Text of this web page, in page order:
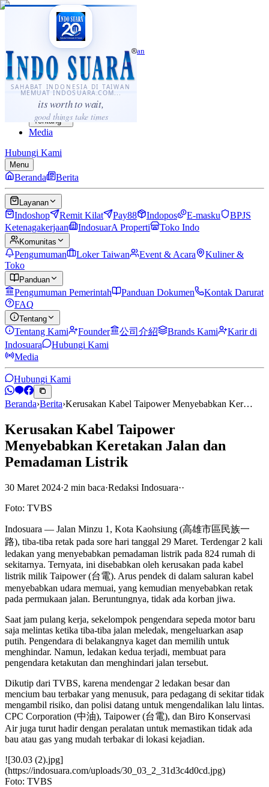
SAHABAT INDONESIA DI TAIWAN
MEMUAT INDOSUARA.COM...
its worth to wait,
good things take times
·...
⌘K
Sahabat Indonesia di Taiwan
Berita
Layanan
Komunitas
Panduan
Tentang
Media
Hubungi Kami
Menu
Beranda Berita
Layanan
Indoshop Remit Kilat Pay88 Indopos E-masku
BPJS
Ketenagakerjaan
IndosuarA Properti Toko Indo
Komunitas
Pengumuman Loker Taiwan Event & Acara
Kuliner &
Toko
Panduan
Pengumuman Pemerintah Panduan Dokumen
Kontak Darurat
FAQ
Tentang
Tentang Kami Founder 公司介紹 Brands Kami
Karir di
Indosuara
Hubungi Kami
Media
Hubungi Kami
Beranda›Berita›Kerusakan Kabel Taipower Menyebabkan Ker…
Kerusakan Kabel Taipower
Menyebabkan Keretakan Jalan dan
Pemadaman Listrik
30 Maret 2024·2 min baca·Redaksi Indosuara··
Foto: TVBS
Indosuara — Jalan Minzu 1, Kota Kaohsiung (高雄市區民族一
路), tiba-tiba retak pada sore hari tanggal 29 Maret. Terdengar 2 kali
ledakan yang menyebabkan pemadaman listrik pada 824 rumah di
sekitarnya. Ternyata, ini disebabkan oleh kerusakan pada kabel
listrik milik Taipower (台電). Arus pendek di dalam saluran kabel
menyebabkan udara memuai, yang kemudian menyebabkan retak
pada permukaan jalan. Beruntungnya, tidak ada korban jiwa.
Saat jam pulang kerja, sekelompok pengendara sepeda motor baru
saja melintas ketika tiba-tiba jalan meledak, mengeluarkan asap
putih. Pengendara di belakangnya kaget dan memilih untuk
menghindar. Namun, ledakan kedua terjadi, membuat para
pengendara ketakutan dan menghindari jalan tersebut.
Dikutip dari TVBS, karena mendengar 2 ledakan besar dan
mencium bau terbakar yang menusuk, para pedagang di sekitar tidak
mengambil risiko, dan polisi datang untuk mengendalikan lalu lintas.
CPC Corporation (中油), Taipower (台電), dan Biro Konservasi
Air juga turut hadir dengan peralatan untuk memastikan tidak ada
bau atau gas yang mudah terbakar di lokasi kejadian.
![30.03 (2).jpg]
(https://indosuara.com/uploads/30_03_2_31d3c4d0cd.jpg)
Foto: TVBS